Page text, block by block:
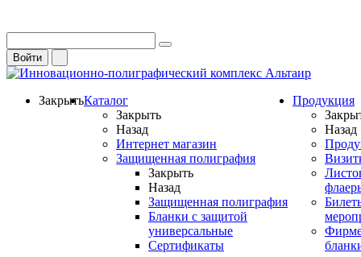
Войти
ЗакрытьКаталог
Закрыть
Назад
Интернет магазин
Защищенная полиграфия
Закрыть
Назад
Защищенная полиграфия
Бланки с защитой
универсальные
Сертификаты
Продукция
Назад